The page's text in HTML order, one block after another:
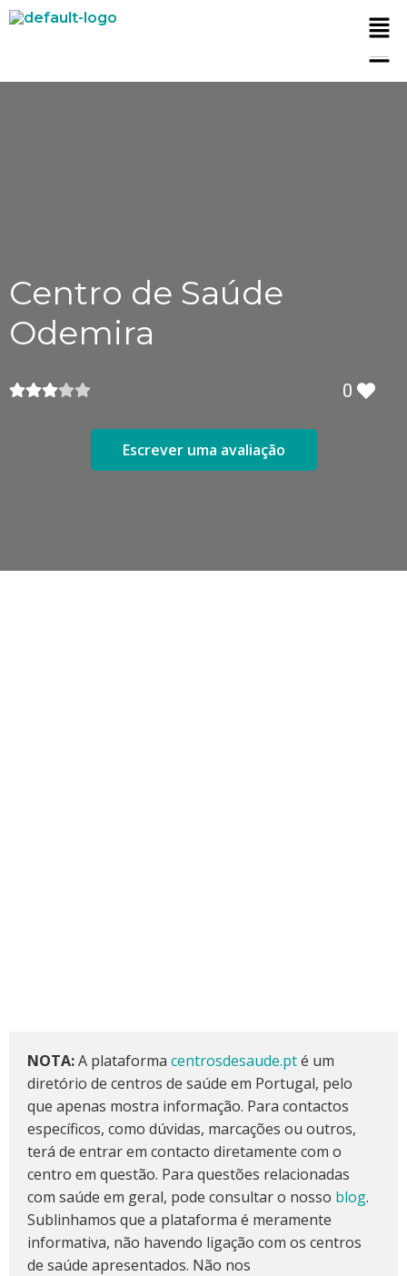
Centro de Saúde
Odemira
0
Escrever uma avaliação
NOTA:A plataforma centrosdesaude.pté um
diretório de centros de saúde em Portugal, pelo
que apenas mostra informação. Para contactos
específicos, como dúvidas, marcações ou outros,
terá de entrar em contacto diretamente com o
centro em questão. Para questões relacionadas
com saúde em geral, pode consultar o nosso blog.
Sublinhamos que a plataforma é meramente
informativa, não havendo ligação com os centros
de saúde apresentados. Não nos